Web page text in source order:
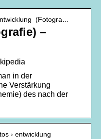
–
in der
Verstärkung
des nach der
› entwicklung